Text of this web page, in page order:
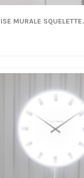
MURALE SQUELETTE.